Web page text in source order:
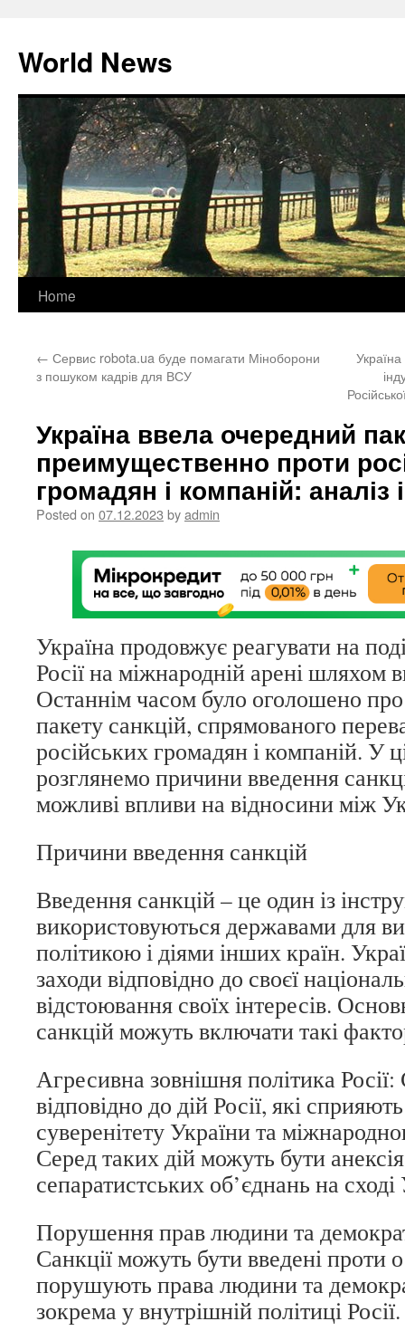
World News
Skip
content
Home
← Сервис robota.ua буде помагати Міноборони
з пошуком кадрів для ВСУ
Україна ввела очередний
преимущественно проти
громадян і компаній: аналіз
Posted on 07.12.2023 byadmin
Україна продовжує реагувати на
Росії на міжнародній арені шляхом
Останнім часом було оголошено
пакету санкцій, спрямованого
російських громадян і компаній. У
розглянемо причини введення
можливі впливи на відносини між
Причини введення санкцій
Введення санкцій – це один із
використовуються державами для
політикою і діями інших країн.
заходи відповідно до своєї
відстоювання своїх інтересів.
санкцій можуть включати такі
Агресивна зовнішня політика Росії:
відповідно до дій Росії, які
суверенітету України та
Серед таких дій можуть бути
сепаратистських об’єднань на
Порушення прав людини та
Санкції можуть бути введені проти
порушують права людини та
зокрема у внутрішній політиці Росії.